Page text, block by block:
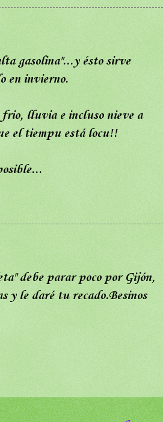
gasolina"...y ésto sirve
en invierno.
lluvia e incluso nieve a
el tiempu está locu!!
debe parar poco por Gijón,
y le daré tu recado.Besinos